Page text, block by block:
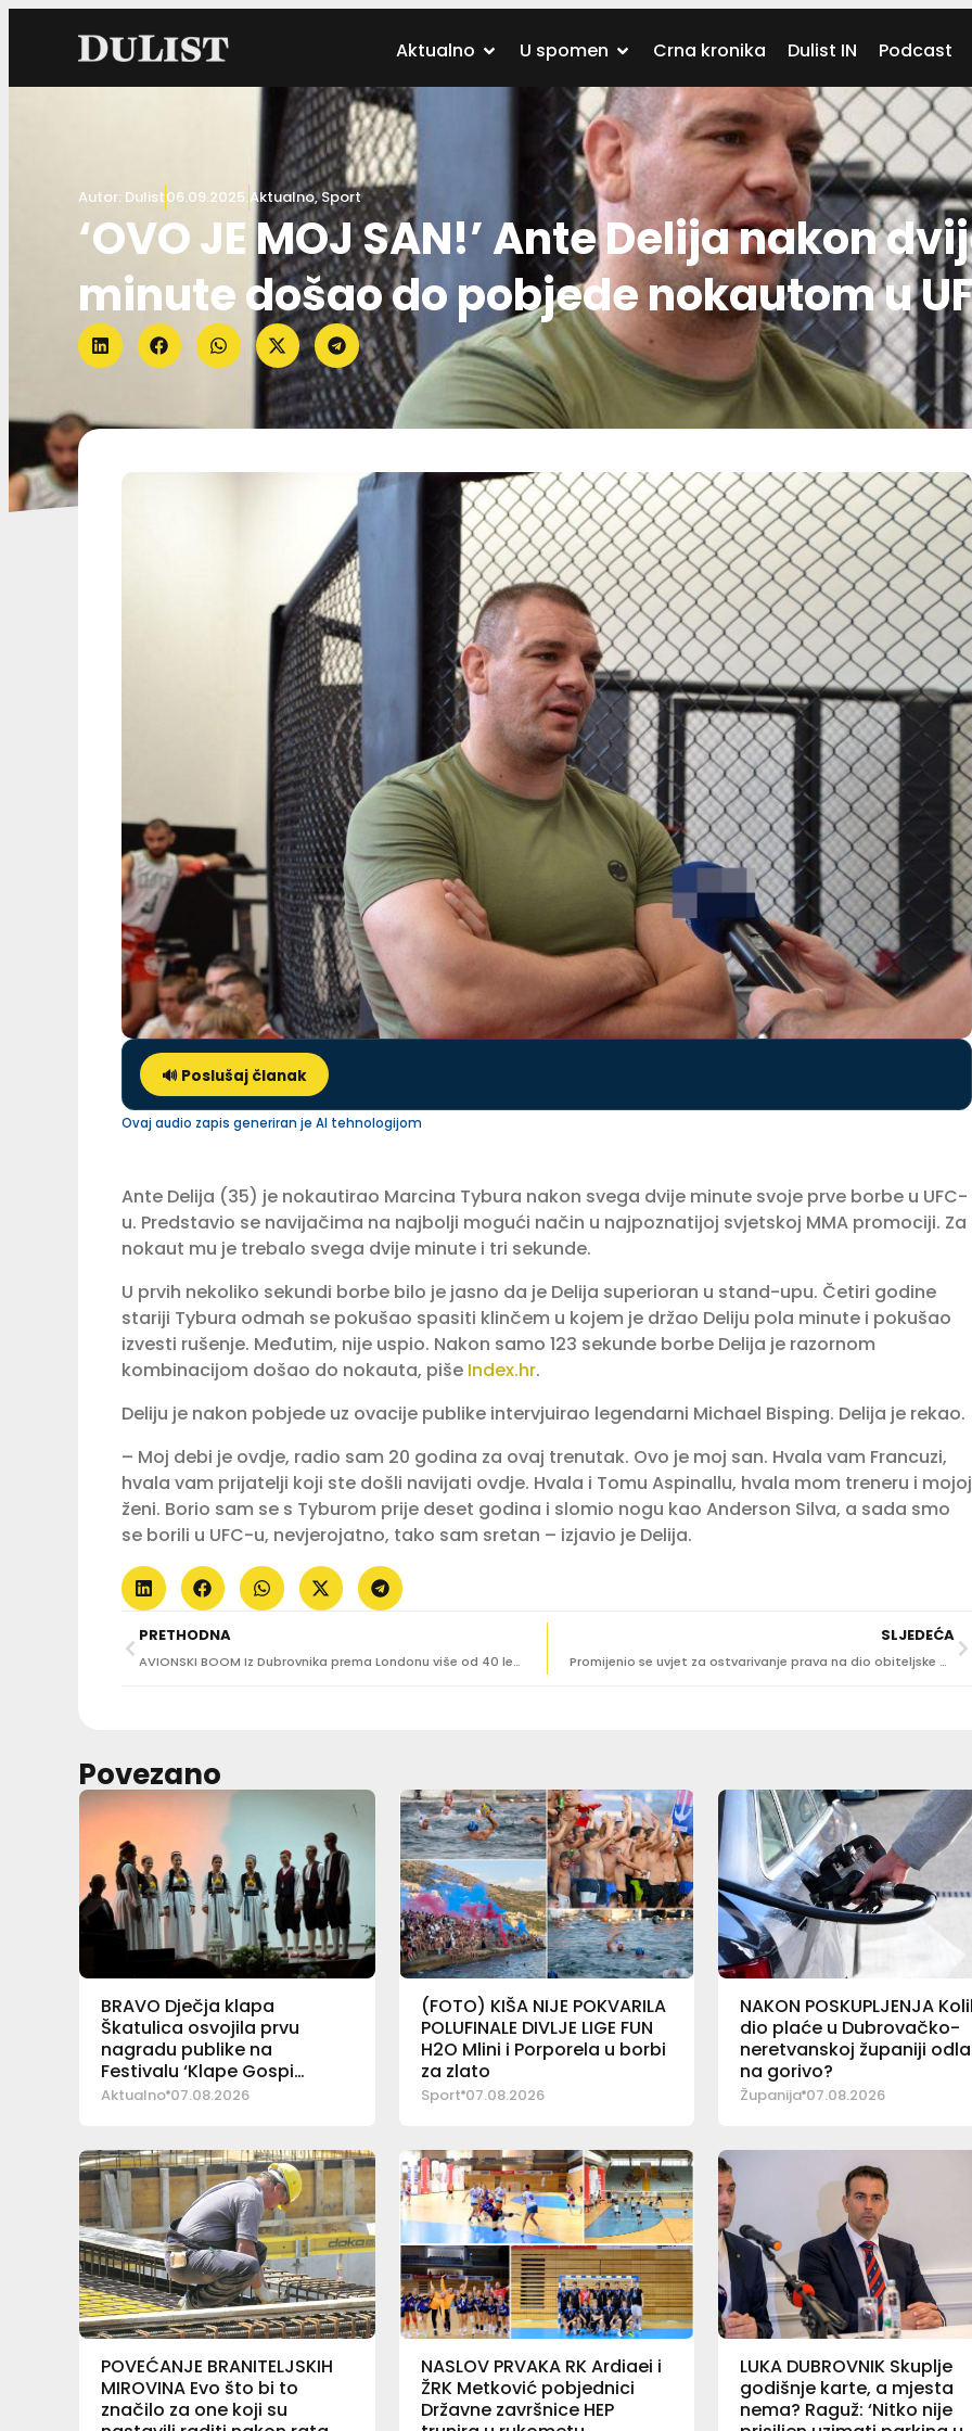
Aktualno U spomen Crna kronika Dulist IN Podcast
Autor: Dulist06.09.2025.Aktualno,Sport
‘OVO JE MOJ SAN!’ Ante Delija nakon
minute došao do pobjede nokautom u
🔊 Poslušaj članak
Ovaj audio zapis generiran je AI tehnologijom
Ante Delija (35) je nokautirao Marcina Tybura nakon svega dvije minute svoje prve borbe u UFC-
u. Predstavio se navijačima na najbolji mogući način u najpoznatijoj svjetskoj MMA promociji. Za
nokaut mu je trebalo svega dvije minute i tri sekunde.
U prvih nekoliko sekundi borbe bilo je jasno da je Delija superioran u stand-upu. Četiri godine
stariji Tybura odmah se pokušao spasiti klinčem u kojem je držao Deliju pola minute i pokušao
izvesti rušenje. Međutim, nije uspio. Nakon samo 123 sekunde borbe Delija je razornom
kombinacijom došao do nokauta, piše Index.hr.
Deliju je nakon pobjede uz ovacije publike intervjuirao legendarni Michael Bisping. Delija je rekao.
– Moj debi je ovdje, radio sam 20 godina za ovaj trenutak. Ovo je moj san. Hvala vam Francuzi,
hvala vam prijatelji koji ste došli navijati ovdje. Hvala i Tomu Aspinallu, hvala mom treneru i mojoj
ženi. Borio sam se s Tyburom prije deset godina i slomio nogu kao Anderson Silva, a sada smo
se borili u UFC-u, nevjerojatno, tako sam sretan – izjavio je Delija.
PRETHODNA
AVIONSKI BOOM Iz Dubrovnika prema Londonu više od 40 letova tjedno, za Pariz zabilježeno 30 letova
SLJEDEĆA
Promijenio se uvjet za ostvarivanje prava na dio obiteljske mirovine
Povezano
BRAVO Dječja klapa
Škatulica osvojila prvu
nagradu publike na
Festivalu ‘Klape Gospi
Sinjskoj’
Aktualno 07.08.2026
(FOTO) KIŠA NIJE POKVARILA
POLUFINALE DIVLJE LIGE FUN
H2O Mlini i Porporela u borbi
za zlato
Sport 07.08.2026
NAKON POSKUPLJENJA
dio plaće u Dubrovačko-
neretvanskoj županiji
na gorivo?
Županija 07.08.2026
POVEĆANJE BRANITELJSKIH
MIROVINA Evo što bi to
značilo za one koji su
NASLOV PRVAKA RK Ardiaei i
ŽRK Metković pobjednici
Državne završnice HEP
LUKA DUBROVNIK Skuplje
godišnje karte, a mjesta
nema? Raguž: ‘Nitko nije